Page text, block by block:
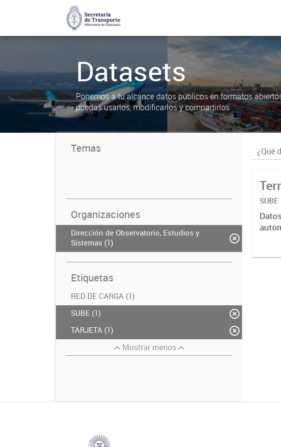
Datasets
Ponemos a tu alcance datos públicos en formatos
puedas usarlos, modificarlos y compartirlos
Temas
Organizaciones
Dirección de Observatorio, Estudios y
Sistemas (1)
Etiquetas
RED DE CARGA (1)
SUBE (1)
TARJETA (1)
Mostrar menos